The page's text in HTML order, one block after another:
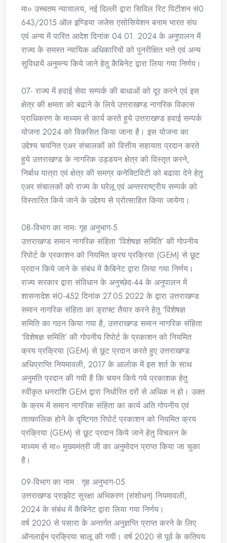
मा० उच्चतम न्यायालय, नई दिल्ली द्वारा सिविल रिट पिटीशन सं0
643/2015 ऑल इण्डिया जजेस एसोसियेशन बनाम भारत संघ
एवं अन्य में पारित आदेश दिनांक 04.01. 2024 के अनुपालन में
राज्य के समस्त न्यायिक अधिकारियों को पुनरीक्षित भत्ते एवं अन्य
सुविधायें अनुमन्य किये जाने हेतु कैबिनेट द्वारा लिया गया निर्णय।
07- राज्य में हवाई सेवा सम्पर्क की बाधाओं को दूर करने एवं इस
क्षेत्र की क्षमता को बढाने के लिये उत्तराखण्ड नागरिक विकास
प्राधिकरण के माध्यम से कार्य करते हुये उत्तराखण्ड हवाई सम्पर्क
योजना 2024 को विकसित किया जाना है। इस योजना का
उद्देश्य चयनित एअर संचालकों को वित्तीय सहायता प्रदान करते
हुये उत्तराखण्ड के नागरिक उड्डयन क्षेत्र को विस्तृत करने,
निर्बाध यात्रा एवं क्षेत्र की समग्र कनेक्टिविटी को बढावा देने हेतु
एअर संचालकों को राज्य के घरेलू एवं अन्तरराष्ट्रीय सम्पर्क को
विस्तारित किये जाने के उद्देश्य से प्रोत्साहित किया जायेगा।
08-विभाग का नामः गृह अनुभाग-5
उत्तराखण्ड समान नागरिक संहिता ‘विशेषज्ञ समिति’ की गोपनीय
रिपोर्ट के प्रकाशन को नियमित क्रय प्रक्रिया (GEM) से छूट
प्रदान किये जाने के संबंध में कैबिनेट द्वारा लिया गया निर्णय।
राज्य सरकार द्वारा संविधान के अनुच्छेद-44 के अनुपालन में
शासनादेश सं0-452 दिनांक 27.05.2022 के द्वारा उत्तराखण्ड
समान नागरिक संहिता का ड्राफ्ट तैयार करने हेतु ‘विशेषज्ञ
समिति का गठन किया गया है, उत्तराखण्ड समान नागरिक संहिता
‘विशेषज्ञ समिति’ की गोपनीय रिपोर्ट के प्रकाशन को नियमित
क्रय प्रक्रिया (GEM) से छूट प्रदान करते हुए उत्तराखण्ड
अधिप्राप्ति नियमावली, 2017 के आलोक में इस शर्त के साथ
अनुमति प्रदान की गयी है कि चयन किये गये प्रकाशक हेतु
स्वीकृत धनराशि GEM द्वारा निर्धारित दरों से अधिक न हो। उक्त
के क्रम में समान नागरिक संहिता का कार्य अति गोपनीय एवं
तात्कालिक होने के दृष्टिगत रिपोर्ट प्रकाशन को नियमित क्रय
प्रक्रिया (GEM) से छूट प्रदान किये जाने हेतु विचलन के
माध्यम से मा० मुख्यमंत्री जी का अनुमोदन प्राप्त किया जा चुका
है।
09-विभाग का नाम : गृह अनुभाग-05
उत्तराखण्ड प्राइवेट सुरक्षा अभिकरण (संशोधन) नियमावली,
2024 के संबंध में कैबिनेट द्वारा लिया गया निर्णय।
वर्ष 2020 से पसारा के अन्तर्गत अनुज्ञप्ति प्राप्त करने के लिए
ऑनलाईन प्रक्रिया चालू की गयी। वर्ष 2020 से पूर्व के कतिपय